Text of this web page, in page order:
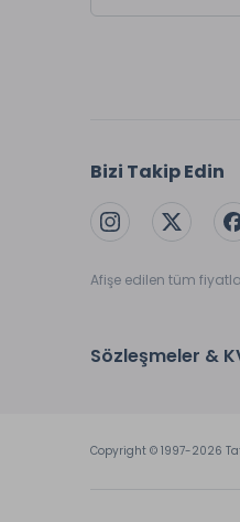
Bizi Takip Edin
Afişe edilen tüm
Sözleşmeler &
Copyright © 1997-2026